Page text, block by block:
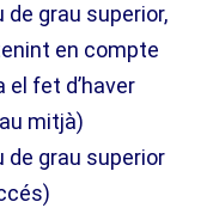
grau superior,
en compte
fet d’haver
mitjà)
grau superior